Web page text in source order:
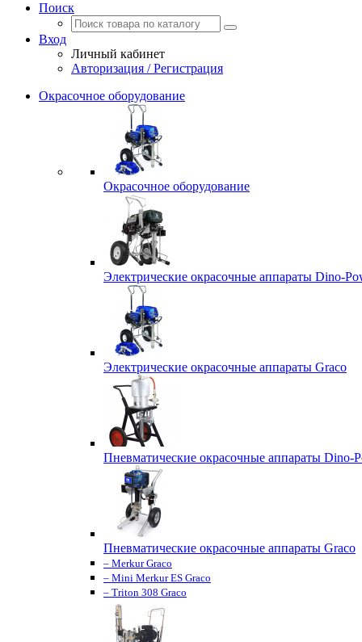
Поиск
Вход
Личный кабинет
Авторизация / Регистрация
Окрасочное оборудование
Окрасочное оборудование
Электрические окрасочные аппараты Dino-
Электрические окрасочные аппараты Graco
Пневматические окрасочные аппараты Dino-
Пневматические окрасочные аппараты Graco
– Merkur Graco
– Mini Merkur ES Graco
– Triton 308 Graco